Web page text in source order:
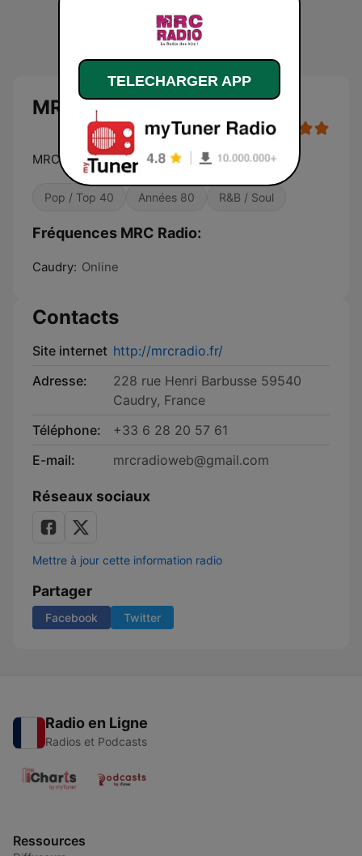
MRC Radio
MRC Radio, "La Radio des Hits"
Pop / Top 40 Années 80 R&B / Soul
Fréquences MRC Radio:
Caudry: Online
Contacts
Site internet http://mrcradio.fr/
Adresse:
228 rue Henri Barbusse 59540
Caudry, France
Téléphone:
+33 6 28 20 57 61
E-mail:
mrcradioweb@gmail.com
Réseaux sociaux
Mettre à jour cette information radio
Partager
Facebook Twitter
Radio en Ligne
Radios et Podcasts
Ressources
TELECHARGER APP